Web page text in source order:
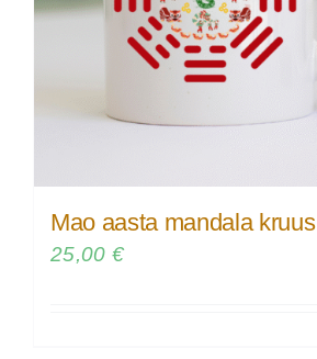
Mao aasta mandala kruus
25,00 €